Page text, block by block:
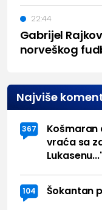
Gabrijel
norveškog
22:44
Najviše
367
Košmaran
vraća sa
104 Šokantan